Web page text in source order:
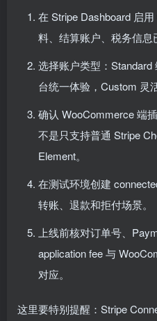
在 Stripe Dashboard 启
料、结算账户、税务信息
选择账户类型：
台统一体验，Custom 灵
确认 WooCommerce 端
不是只支持普通 Stripe
Element。
在测试环境创建
转账、退款和拒付场景。
上线前核对订单号、
application fee 与
对应。
这里要特别提醒：Stripe